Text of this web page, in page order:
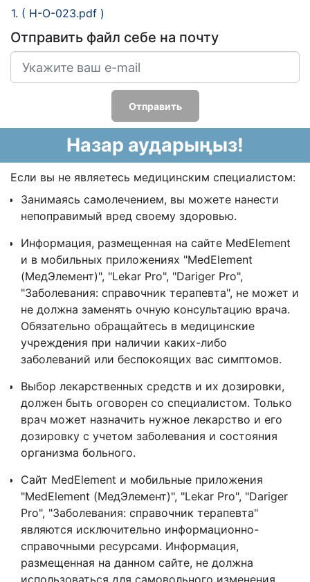
1. ( H-O-023.pdf )
Отправить файл себе на почту
Отправить
Назар аударыңыз!
Если вы не являетесь медицинским специалистом:
Занимаясь самолечением, вы можете нанести
непоправимый вред своему здоровью.
Информация, размещенная на сайте MedElement
и в мобильных приложениях "MedElement
(МедЭлемент)", "Lekar Pro", "Dariger Pro",
"Заболевания: справочник терапевта", не может и
не должна заменять очную консультацию врача.
Обязательно обращайтесь в медицинские
учреждения при наличии каких-либо
заболеваний или беспокоящих вас симптомов.
Выбор лекарственных средств и их дозировки,
должен быть оговорен со специалистом. Только
врач может назначить нужное лекарство и его
дозировку с учетом заболевания и состояния
организма больного.
Сайт MedElement и мобильные приложения
"MedElement (МедЭлемент)", "Lekar Pro", "Dariger
Pro", "Заболевания: справочник терапевта"
являются исключительно информационно-
справочными ресурсами. Информация,
размещенная на данном сайте, не должна
использоваться для самовольного изменения